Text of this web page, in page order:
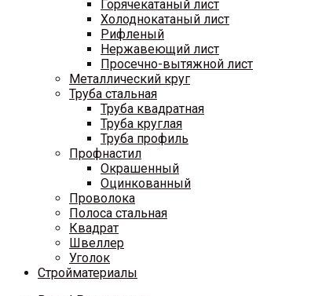
Горячекатаный лист
Холоднокатаный лист
Рифленый
Нержавеющий лист
Просечно-вытяжной лист
Металлический круг
Труба стальная
Труба квадратная
Труба круглая
Труба профиль
Профнастил
Окрашенный
Оцинкованный
Проволока
Полоса стальная
Квадрат
Швеллер
Уголок
Стройматериалы